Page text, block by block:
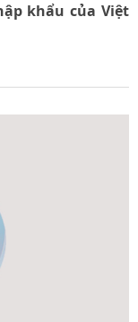
khẩu của Việt